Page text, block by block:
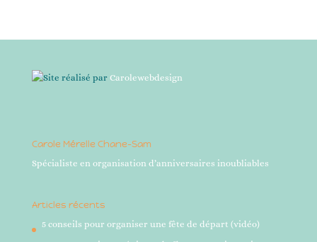
Site réalisé par Carolewebdesign
Carole Mérelle Chane-Sam
Spécialiste en organisation d’anniversaires inoubliables
Articles récents
5 conseils pour organiser une fête de départ (vidéo)